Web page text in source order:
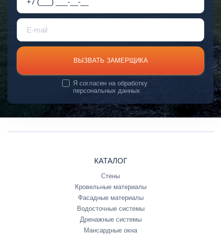
ВЫЗВАТЬ ЗАМЕРЩИКА
Я согласен наобработку
персональных данных
КАТАЛОГ
Стены
Кровельные материалы
Фасадные материалы
Водосточные системы
Дренажные системы
Мансардные окна